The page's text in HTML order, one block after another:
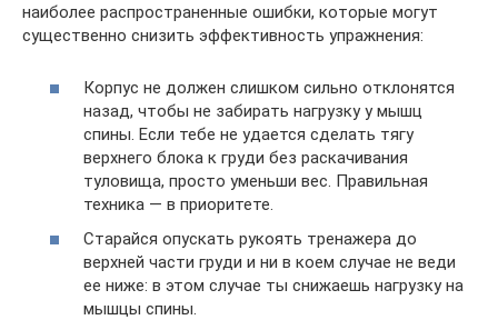
наиболее распространенные ошибки, которые могут
существенно снизить эффективность упражнения:
Корпус не должен слишком сильно отклонятся
назад, чтобы не забирать нагрузку у мышц
спины. Если тебе не удается сделать тягу
верхнего блока к груди без раскачивания
туловища, просто уменьши вес. Правильная
техника — в приоритете.
Старайся опускать рукоять тренажера до
верхней части груди и ни в коем случае не веди
ее ниже: в этом случае ты снижаешь нагрузку на
мышцы спины.